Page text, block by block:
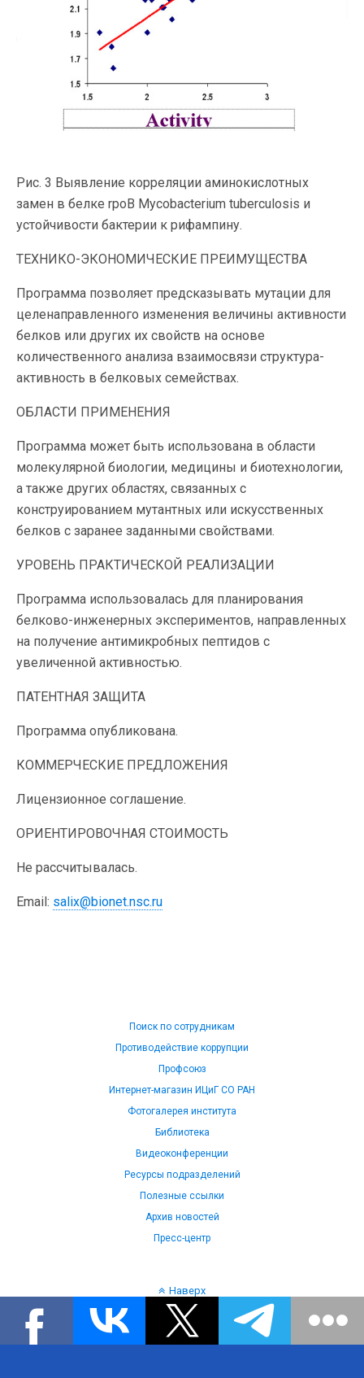
Рис. 3 Выявление корреляции аминокислотных
замен в белке rpoB Mycobacterium tuberculosis и
устойчивости бактерии к рифампину.
ТЕХНИКО-ЭКОНОМИЧЕСКИЕ ПРЕИМУЩЕСТВА
Программа позволяет предсказывать мутации для
целенаправленного изменения величины активности
белков или других их свойств на основе
количественного анализа взаимосвязи структура-
активность в белковых семействах.
ОБЛАСТИ ПРИМЕНЕНИЯ
Программа может быть использована в области
молекулярной биологии, медицины и биотехнологии,
а также других областях, связанных с
конструированием мутантных или искусственных
белков с заранее заданными свойствами.
УРОВЕНЬ ПРАКТИЧЕСКОЙ РЕАЛИЗАЦИИ
Программа использовалась для планирования
белково-инженерных экспериментов, направленных
на получение антимикробных пептидов с
увеличенной активностью.
ПАТЕНТНАЯ ЗАЩИТА
Программа опубликована.
КОММЕРЧЕСКИЕ ПРЕДЛОЖЕНИЯ
Лицензионное соглашение.
ОРИЕНТИРОВОЧНАЯ СТОИМОСТЬ
Не рассчитывалась.
Email: salix@bionet.nsc.ru
Поиск по сотрудникам
Противодействие коррупции
Профсоюз
Интернет-магазин ИЦиГ СО РАН
Фотогалерея института
Библиотека
Видеоконференции
Ресурсы подразделений
Полезные ссылки
Архив новостей
Пресс-центр
Наверх